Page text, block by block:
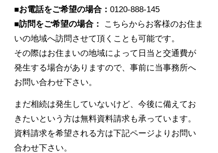
■お電話をご希望の場合： 0120-888-145
■訪問をご希望の場合：
こちらからお客様のお住ま
いの地域へ訪問させて頂くことも可能です。
その際はお住まいの地域によって日当と交通費が
発生する場合がありますので、事前に当事務所へ
お問い合わせ下さい。
まだ相続は発生していないけど、今後に備えてお
きたいという方は無料資料請求も承っています。
資料請求を希望される方は下記ページよりお問い
合わせ下さい。